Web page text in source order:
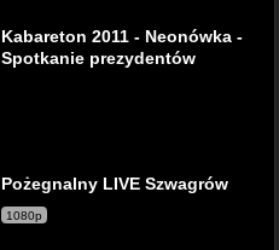
Kabareton 2011 - Neonówka -
Spotkanie prezydentów
Pożegnalny LIVE Szwagrów
1080p